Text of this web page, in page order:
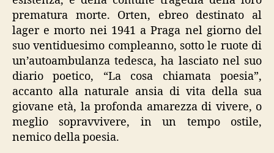
prematura morte. Orten, ebreo destinato al
lager e morto nei 1941 a Praga nel giorno del
suo ventiduesimo compleanno, sotto le ruote di
un’autoambulanza tedesca, ha lasciato nel suo
diario poetico, “La cosa chiamata poesia”,
accanto alla naturale ansia di vita della sua
giovane età, la profonda amarezza di vivere, o
meglio sopravvivere, in un tempo ostile,
nemico della poesia.